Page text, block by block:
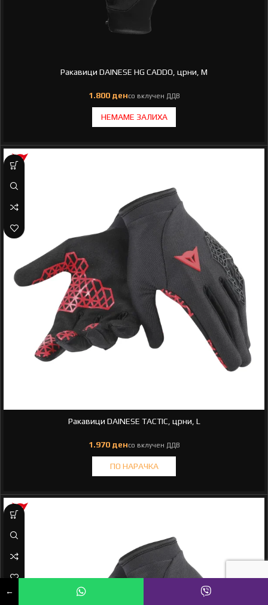
Ракавици DAINESE HG CADDO, црни, M
Ракавици DAINESE TACTIC, црни, L
←